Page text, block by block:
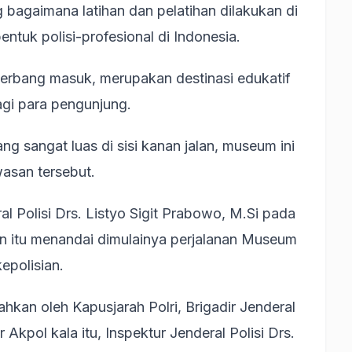
latihan dan pelatihan dilakukan di
polisi-profesional di Indonesia.
masuk, merupakan destinasi edukatif
para pengunjung.
sangat luas di sisi kanan jalan, museum ini
tersebut.
Polisi Drs. Listyo Sigit Prabowo, M.Si pada
menandai dimulainya perjalanan Museum
oleh Kapusjarah Polri, Brigadir Jenderal
Akpol kala itu, Inspektur Jenderal Polisi Drs.